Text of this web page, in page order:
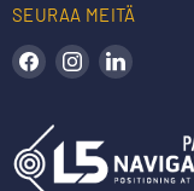
SEURAA MEITÄ
Löydä meidätLöydä meidät